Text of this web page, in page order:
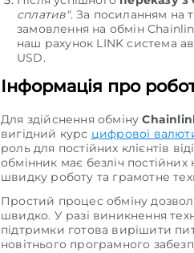
сплатив". За посиланням на
замовлення на обмін
наш рахунок LINK система
USD.
Інформація про
Для здійснення обміну
вигідний курс цифрової
роль для постійних клієнтів
обмінник має безліч постійних
швидку роботу та грамотне
Простий процес обміну
швидко. У разі виникнення
підтримки готова вирішити
новітнього програмного